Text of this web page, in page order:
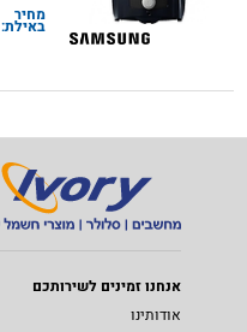
מחיר
באילת:
אנחנו זמינים לשירותכם
אודותינו